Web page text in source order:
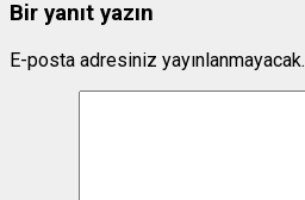
Bir yanıt yazın
E-posta adresiniz yayınlanmayacak.